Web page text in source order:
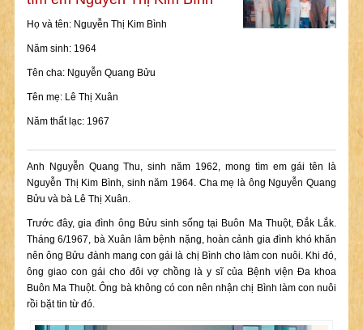
Họ và tên: Nguyễn Thị Kim Bình
Năm sinh: 1964
Tên cha: Nguyễn Quang Bửu
Tên mẹ: Lê Thị Xuân
Năm thất lạc: 1967
Anh Nguyễn Quang Thu, sinh năm 1962, mong tìm em gái tên là
Nguyễn Thị Kim Bình, sinh năm 1964. Cha mẹ là ông Nguyễn Quang
Bửu và bà Lê Thị Xuân.
Trước đây, gia đình ông Bửu sinh sống tại Buôn Ma Thuột, Đắk Lắk.
Tháng 6/1967, bà Xuân lâm bệnh nặng, hoàn cảnh gia đình khó khăn
nên ông Bửu đành mang con gái là chị Bình cho làm con nuôi. Khi đó,
ông giao con gái cho đôi vợ chồng là y sĩ của Bệnh viện Đa khoa
Buôn Ma Thuột. Ông bà không có con nên nhận chị Bình làm con nuôi
rồi bặt tin từ đó.